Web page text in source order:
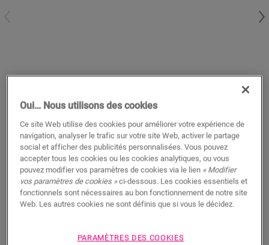
Profilé de transition - Black
ACCESSOIRES POUR SOL STRATIFIÉ
PROFILÉ DE TRANSITION
SFADPBLACK
Oui… Nous utilisons des cookies
Ce site Web utilise des cookies pour améliorer votre expérience de
navigation, analyser le trafic sur votre site Web, activer le partage
social et afficher des publicités personnalisées. Vous pouvez
accepter tous les cookies ou les cookies analytiques, ou vous
pouvez modifier vos paramètres de cookies via le lien « Modifier
vos paramètres de cookies »ci-dessous. Les cookies essentiels et
fonctionnels sont nécessaires au bon fonctionnement de notre site
Web. Les autres cookies ne sont définis que si vous le décidez.
PARAMÈTRES DES COOKIES